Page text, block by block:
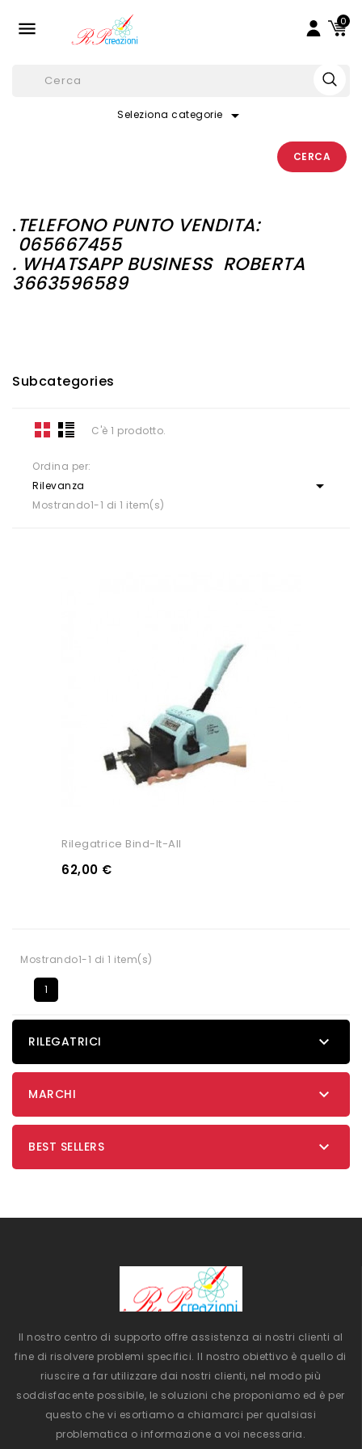
 0
Seleziona categorie arrow_drop_down
CERCA
.TELEFONO PUNTO VENDITA:
065667455
. WHATSAPP BUSINESS ROBERTA
3663596589
Subcategories
C'è 1 prodotto.
Ordina per:
Rilevanza

Mostrando1-1 di 1 item(s)
Rilegatrice Bind-It-All
62,00 €
Mostrando1-1 di 1 item(s)
1
RILEGATRICI 
MARCHI 
BEST SELLERS 
Il nostro centro di supporto offre assistenza ai nostri clienti al
fine di risolvere problemi specifici. Il nostro obiettivo è quello di
riuscire a far utilizzare dai nostri clienti, nel modo più
soddisfacente possibile, le soluzioni che proponiamo ed è per
questo che vi esortiamo a chiamarci per qualsiasi
problematica o informazione a voi necessaria.